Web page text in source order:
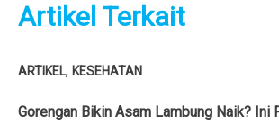
Artikel Terkait
ARTIKEL, KESEHATAN
Gorengan Bikin Asam Lambung Naik? Ini